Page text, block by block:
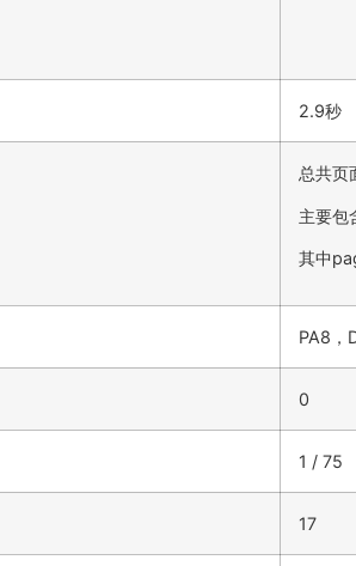
2.9秒
总共页
主要包
其中
PA8，
0
1 / 75
17